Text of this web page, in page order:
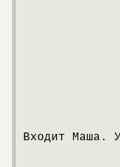
Входит Маша.